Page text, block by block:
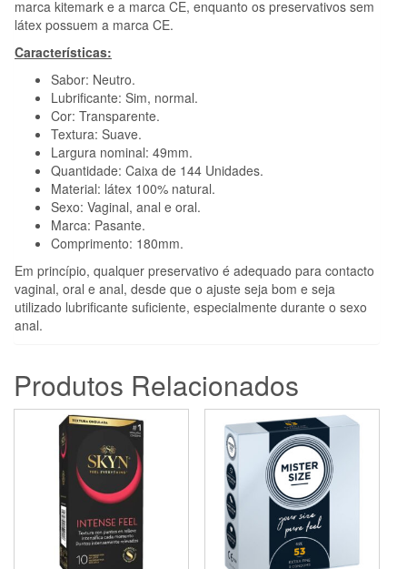
marca kitemark e a marca CE, enquanto os preservativos sem
látex possuem a marca CE.
Características:
Sabor: Neutro.
Lubrificante: Sim, normal.
Cor: Transparente.
Textura: Suave.
Largura nominal: 49mm.
Quantidade: Caixa de 144 Unidades.
Material: látex 100% natural.
Sexo: Vaginal, anal e oral.
Marca: Pasante.
Comprimento: 180mm.
Em princípio, qualquer preservativo é adequado para contacto
vaginal, oral e anal, desde que o ajuste seja bom e seja
utilizado lubrificante suficiente, especialmente durante o sexo
anal.
Produtos Relacionados